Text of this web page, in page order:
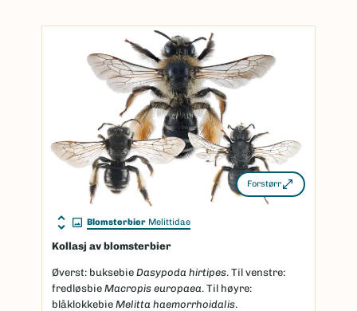
Forstørr
Blomsterbier Melittidae
Kollasj av blomsterbier
Øverst: buksebie Dasypoda hirtipes. Til venstre:
fredløsbie Macropis europaea. Til høyre:
blåklokkebie Melitta haemorrhoidalis.